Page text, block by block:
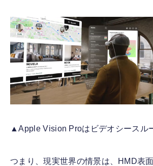
▲Apple Vision Proはビデオシースル
つまり、現実世界の情景は、HMD表